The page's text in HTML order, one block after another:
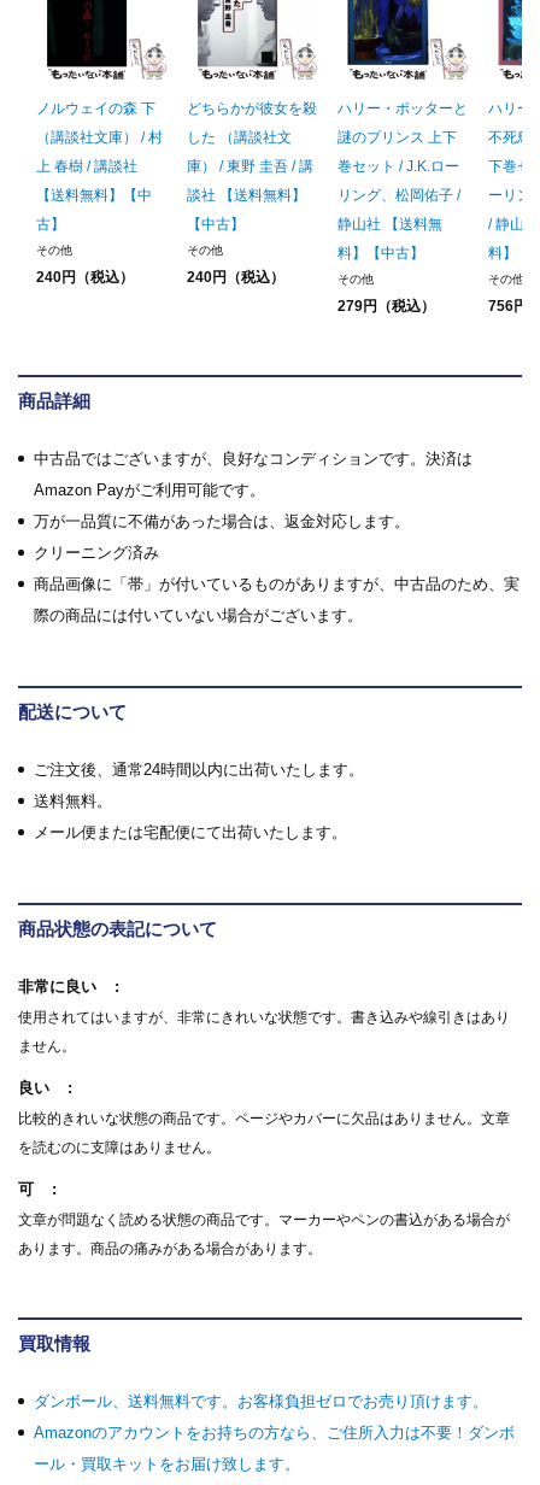
ノルウェイの森 下
（講談社文庫） / 村
上 春樹 / 講談社
【送料無料】【中
古】
その他
240円（税込）
どちらかが彼女を殺
した （講談社文
庫） / 東野 圭吾 / 講
談社 【送料無料】
【中古】
その他
240円（税込）
ハリー・ポッターと
謎のプリンス 上下
巻セット / J.K.ロー
リング、松岡佑子 /
静山社 【送料無
料】【中古】
その他
279円（税込）
ハリー
不死鳥
下巻セ
ーリン
/ 静山
料】【
その他
756円
商品詳細
中古品ではございますが、良好なコンディションです。決済は
Amazon Payがご利用可能です。
万が一品質に不備があった場合は、返金対応します。
クリーニング済み
商品画像に「帯」が付いているものがありますが、中古品のため、実
際の商品には付いていない場合がございます。
配送について
ご注文後、通常24時間以内に出荷いたします。
送料無料。
メール便または宅配便にて出荷いたします。
商品状態の表記について
非常に良い
使用されてはいますが、非常にきれいな状態です。書き込みや線引きはあり
ません。
良い
比較的きれいな状態の商品です。ページやカバーに欠品はありません。文章
を読むのに支障はありません。
可
文章が問題なく読める状態の商品です。マーカーやペンの書込がある場合が
あります。商品の痛みがある場合があります。
買取情報
ダンボール、送料無料です。お客様負担ゼロでお売り頂けます。
Amazonのアカウントをお持ちの方なら、ご住所入力は不要！ダンボ
ール・買取キットをお届け致します。